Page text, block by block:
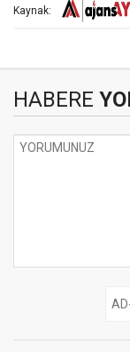
Kaynak:
HABERE